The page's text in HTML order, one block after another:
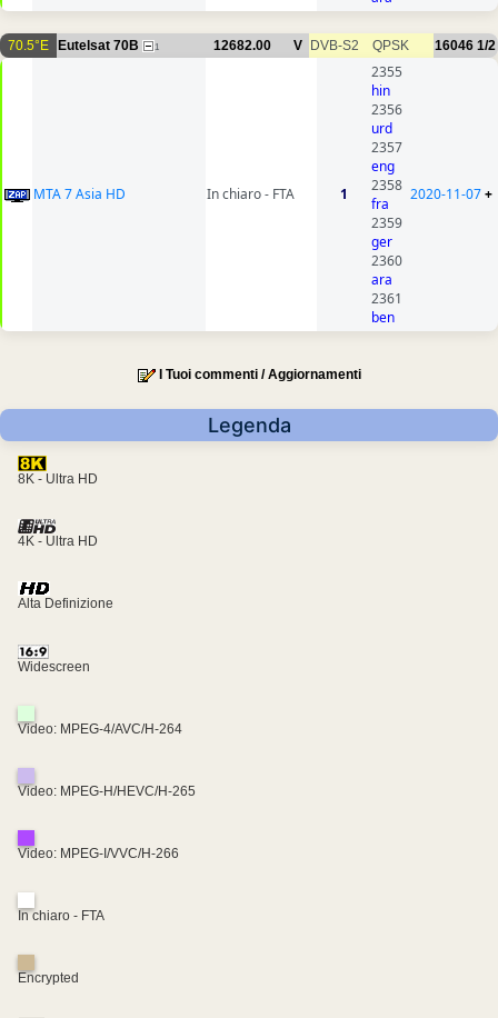
70.5°E Eutelsat 70B 1 12682.00 V DVB-S2 QPSK 16046 1/2
MTA 7 Asia HD In chiaro - FTA 1
2355
hin
2356
urd
2357
eng
2358
fra
2359
ger
2360
ara
2361
ben
2020-11-07+
I Tuoi commenti / Aggiornamenti
Legenda
8K - Ultra HD
4K - Ultra HD
Alta Definizione
Widescreen
Video: MPEG-4/AVC/H-264
Video: MPEG-H/HEVC/H-265
Video: MPEG-I/VVC/H-266
In chiaro - FTA
Encrypted